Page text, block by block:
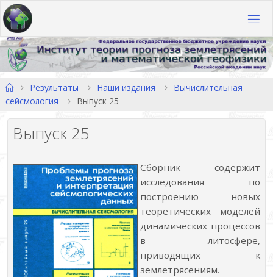
Перейти
к
содержимому
ГлавнаяРезультаты Наши издания
Вычислительная
сейсмология
Выпуск 25
Выпуск 25
Сборник содержит
исследования по
построению новых
теоретических моделей
динамических процессов
в литосфере,
приводящих к
землетрясениям.